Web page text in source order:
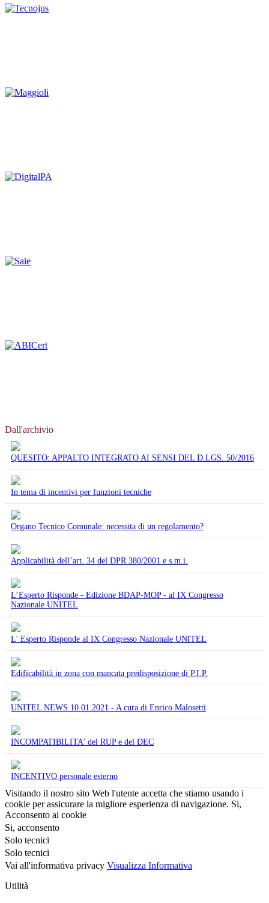
Dall'archivio
QUESITO: APPALTO INTEGRATO AI SENSI DEL D.LGS. 50/2016
In tema di incentivi per funzioni tecniche
Organo Tecnico Comunale: necessita di un regolamento?
Applicabilità dell’art. 34 del DPR 380/2001 e s.m.i.
L’Esperto Risponde - Edizione BDAP-MOP - al IX Congresso
Nazionale UNITEL
L' Esperto Risponde al IX Congresso Nazionale UNITEL
Edificabilità in zona con mancata predisposizione di P.I.P.
UNITEL NEWS 10.01.2021 - A cura di Enrico Malosetti
INCOMPATIBILITA' del RUP e del DEC
INCENTIVO personale esterno
Visitando il nostro sito Web l'utente accetta che stiamo usando i
cookie per assicurare la migliore esperienza di navigazione. Si,
Acconsento ai cookie
Si, acconsento
Solo tecnici
Solo tecnici
Vai all'informativa privacy Visualizza Informativa
Utilità